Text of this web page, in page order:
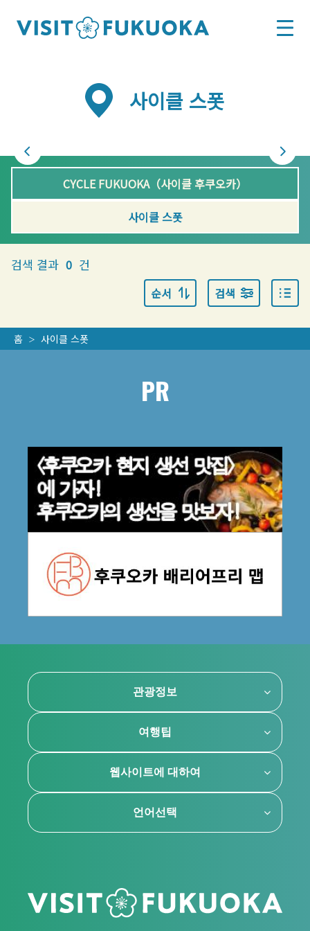
사이클 스폿
CYCLE FUKUOKA（사이클 후쿠오카）
사이클 스폿
검색 결과 0 건
순서 검색
홈 사이클 스폿
PR
관광정보
여행팁
웹사이트에 대하여
언어선택